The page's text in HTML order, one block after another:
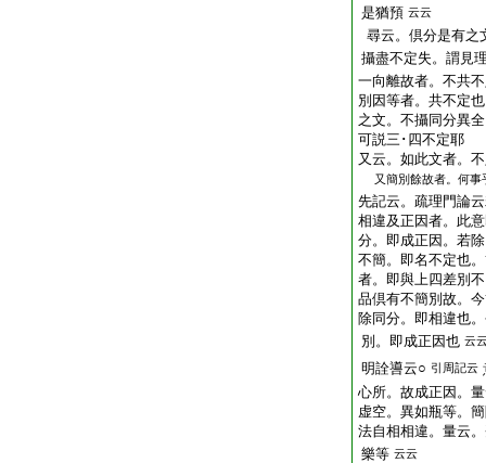
是猶預 云云
尋云。倶分是有之
攝盡不定失。謂見
一向離故者。不共
別因等者。共不定
之文。不攝同分異
可説三･四不定耶
又云。如此文者。
又簡別餘故者。何事
先記云。疏理門論
相違及正因者。此
分。即成正因。若
不簡。即名不定也
者。即與上四差別
品倶有不簡別故。
除同分。即相違也
別。即成正因也 云
明詮噵云○ 引周記云
心所。故成正因。
虚空。異如瓶等。
法自相相違。量云
樂等 云云